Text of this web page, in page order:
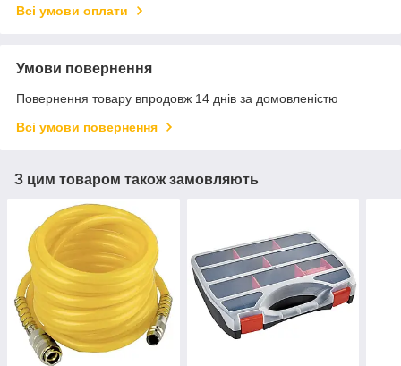
Всі умови оплати
Умови повернення
Повернення товару впродовж 14 днів за домовленістю
Всі умови повернення
З цим товаром також замовляють